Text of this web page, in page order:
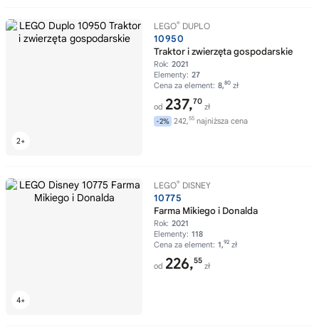
LEGO® DUPLO
10950
Traktor i zwierzęta gospodarskie
Rok: 2021
Elementy: 27
Cena za element: 8,80 zł
od 237,70
zł
-2% 242,55 najniższa cena
LEGO® DISNEY
10775
Farma Mikiego i Donalda
Rok: 2021
Elementy: 118
Cena za element: 1,92 zł
od 226,55
zł